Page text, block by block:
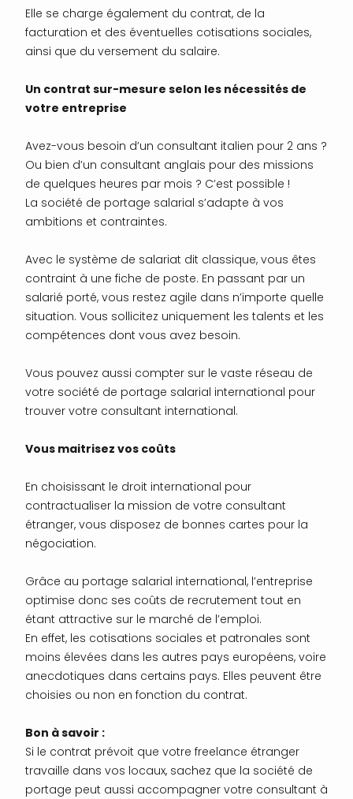
Elle se charge également du contrat, de la
facturation et des éventuelles cotisations sociales,
ainsi que du versement du salaire.
Un contrat sur-mesure selon les nécessités de
votre entreprise
Avez-vous besoin d’un consultant italien pour 2 ans ?
Ou bien d’un consultant anglais pour des missions
de quelques heures par mois ? C’est possible !
La société de portage salarial s’adapte à vos
ambitions et contraintes.
Avec le système de salariat dit classique, vous êtes
contraint à une fiche de poste. En passant par un
salarié porté, vous restez agile dans n’importe quelle
situation. Vous sollicitez uniquement les talents et les
compétences dont vous avez besoin.
Vous pouvez aussi compter sur le vaste réseau de
votre société de portage salarial international pour
trouver votre consultant international.
Vous maitrisez vos coûts
En choisissant le droit international pour
contractualiser la mission de votre consultant
étranger, vous disposez de bonnes cartes pour la
négociation.
Grâce au portage salarial international, l’entreprise
optimise donc ses coûts de recrutement tout en
étant attractive sur le marché de l’emploi.
En effet, les cotisations sociales et patronales sont
moins élevées dans les autres pays européens, voire
anecdotiques dans certains pays. Elles peuvent être
choisies ou non en fonction du contrat.
Bon à savoir :
Si le contrat prévoit que votre freelance étranger
travaille dans vos locaux, sachez que la société de
portage peut aussi accompagner votre consultant à